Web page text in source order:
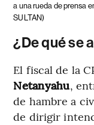
a una rueda de prensa
SULTAN)
¿De qué se
El fiscal de la
Netanyahu,
de hambre a
de dirigir